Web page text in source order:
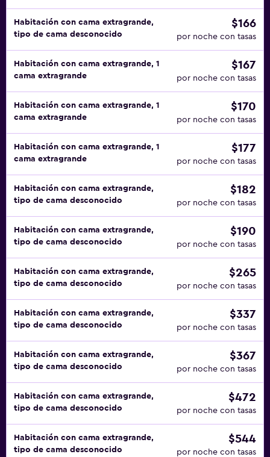
Habitación con cama extragrande,
tipo de cama desconocido
$166
por noche con tasas
Habitación con cama extragrande, 1
cama extragrande
$167
por noche con tasas
Habitación con cama extragrande, 1
cama extragrande
$170
por noche con tasas
Habitación con cama extragrande, 1
cama extragrande
$177
por noche con tasas
Habitación con cama extragrande,
tipo de cama desconocido
$182
por noche con tasas
Habitación con cama extragrande,
tipo de cama desconocido
$190
por noche con tasas
Habitación con cama extragrande,
tipo de cama desconocido
$265
por noche con tasas
Habitación con cama extragrande,
tipo de cama desconocido
$337
por noche con tasas
Habitación con cama extragrande,
tipo de cama desconocido
$367
por noche con tasas
Habitación con cama extragrande,
tipo de cama desconocido
$472
por noche con tasas
Habitación con cama extragrande,
tipo de cama desconocido
$544
por noche con tasas